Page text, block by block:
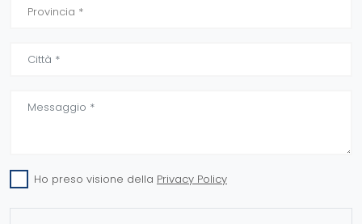
Ho preso visione della Privacy Policy